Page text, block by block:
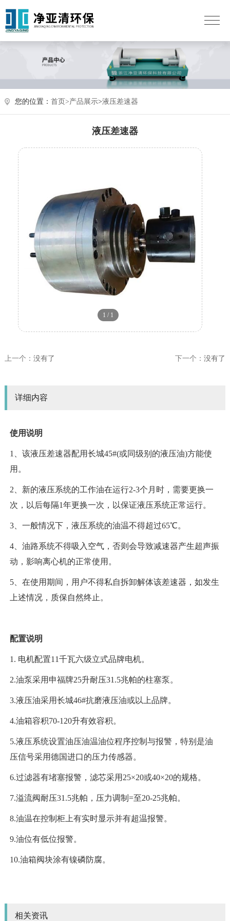
您的位置： 首页>产品展示>液压差速器
液压差速器
1 / 1
上一个： 没有了 下一个：没有了
详细内容
使用说明
1、该液压差速器配用长城45#(或同级别的液压油)方能使
用。
2、新的液压系统的工作油在运行2-3个月时，需要更换一
次，以后每隔1年更换一次，以保证液压系统正常运行。
3、一般情况下，液压系统的油温不得超过65℃。
4、油路系统不得吸入空气，否则会导致减速器产生超声振
动，影响离心机的正常使用。
5、在使用期间，用户不得私自拆卸解体该差速器，如发生
上述情况，质保自然终止。
配置说明
1. 电机配置11千瓦六级立式品牌电机。
2.油泵采用申福牌25升耐压31.5兆帕的柱塞泵。
3.液压油采用长城46#抗磨液压油或以上品牌。
4.油箱容积70-120升有效容积。
5.液压系统设置油压油温油位程序控制与报警，特别是油
压信号采用德国进口的压力传感器。
6.过滤器有堵塞报警，滤芯采用25×20或40×20的规格。
7.溢流阀耐压31.5兆帕，压力调制=至20-25兆帕。
8.油温在控制柜上有实时显示并有超温报警。
9.油位有低位报警。
10.油箱阀块涂有镍磷防腐。
相关资讯